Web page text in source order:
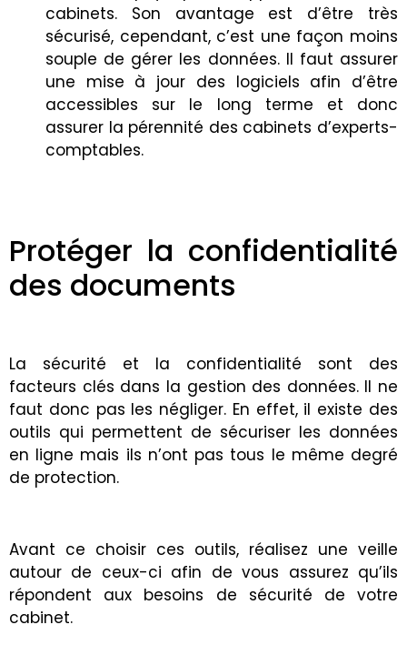
cabinets. Son avantage est d’être très
sécurisé, cependant, c’est une façon moins
souple de gérer les données. Il faut assurer
une mise à jour des logiciels afin d’être
accessibles sur le long terme et donc
assurer la pérennité des cabinets d’experts-
comptables.
Protéger la confidentialité
des documents
La sécurité et la confidentialité sont des
facteurs clés dans la gestion des données. Il ne
faut donc pas les négliger. En effet, il existe des
outils qui permettent de sécuriser les données
en ligne mais ils n’ont pas tous le même degré
de protection.
Avant ce choisir ces outils, réalisez une veille
autour de ceux-ci afin de vous assurez qu’ils
répondent aux besoins de sécurité de votre
cabinet.